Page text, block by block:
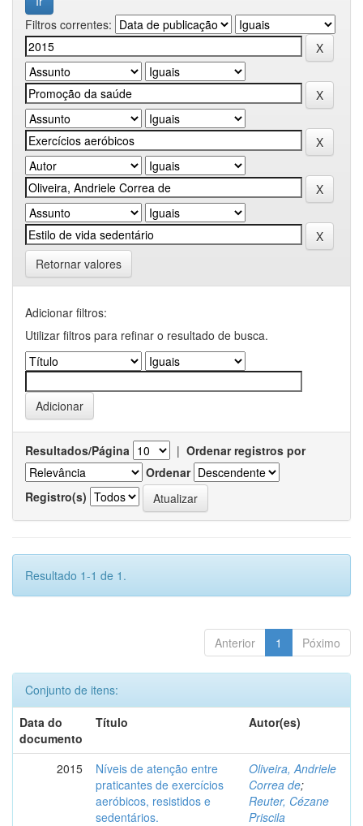
Filtros correntes:
Retornar valores
Adicionar filtros:
Utilizar filtros para refinar o resultado de busca.
Resultados/Página | Ordenar registros por
Ordenar
Registro(s)
Resultado 1-1 de 1.
Anterior 1 Póximo
Conjunto de itens:
Data do
documento
Título Autor(es)
2015
Níveis de atenção entre
praticantes de exercícios
aeróbicos, resistidos e
sedentários.
Oliveira, Andriele
Correa de;
Reuter, Cézane
Priscila